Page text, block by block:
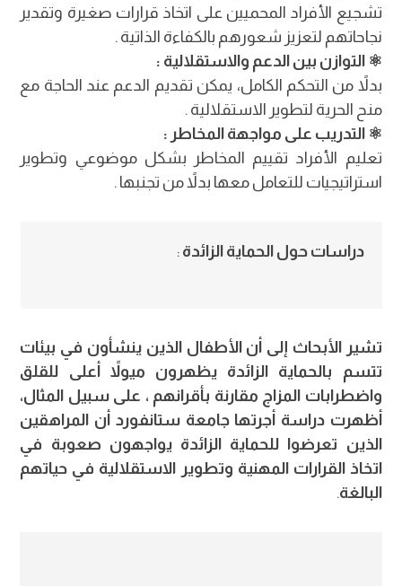
تشجيع الأفراد المحميين على اتخاذ قرارات صغيرة وتقدير
نجاحاتهم لتعزيز شعورهم بالكفاءة الذاتية .
⚛︎ التوازن بين الدعم والاستقلالية :
بدلاً من التحكم الكامل، يمكن تقديم الدعم عند الحاجة مع
منح الحرية لتطوير الاستقلالية .
⚛︎ التدريب على مواجهة المخاطر :
تعليم الأفراد تقييم المخاطر بشكل موضوعي وتطوير
استراتيجيات للتعامل معها بدلاً من تجنبها .
دراسات حول الحماية الزائدة :
تشير الأبحاث إلى أن الأطفال الذين ينشأون في بيئات
تتسم بالحماية الزائدة يظهرون ميولاً أعلى للقلق
واضطرابات المزاج مقارنة بأقرانهم ، على سبيل المثال،
أظهرت دراسة أجرتها جامعة ستانفورد أن المراهقين
الذين تعرضوا للحماية الزائدة يواجهون صعوبة في
اتخاذ القرارات المهنية وتطوير الاستقلالية في حياتهم
البالغة.